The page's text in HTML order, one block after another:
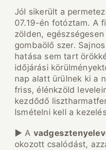
Jól sikerült a
07.19-én fotóztam. A
zölden,
gombaölő szer.
hatása sem tart
időjárási
nap alatt ürülnek ki a
friss, élénkzöld
kezdődő
Ismételni kell a
► A
okozott csalódást,